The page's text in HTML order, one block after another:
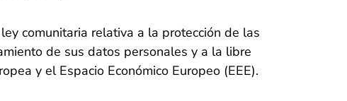
comunitaria relativa a la protección de las
de sus datos personales y a la libre
y el Espacio Económico Europeo (EEE).